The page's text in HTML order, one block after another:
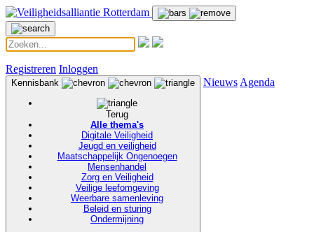
Registreren Inloggen
Kennisbank
Terug
Alle thema's
Digitale Veiligheid
Jeugd en veiligheid
Maatschappelijk Ongenoegen
Mensenhandel
Zorg en Veiligheid
Veilige leefomgeving
Weerbare samenleving
Beleid en sturing
Ondermijning
Nieuws Agenda